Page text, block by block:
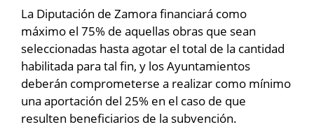
La Diputación de Zamora financiará como
máximo el 75% de aquellas obras que sean
seleccionadas hasta agotar el total de la cantidad
habilitada para tal fin, y los Ayuntamientos
deberán comprometerse a realizar como mínimo
una aportación del 25% en el caso de que
resulten beneficiarios de la subvención.